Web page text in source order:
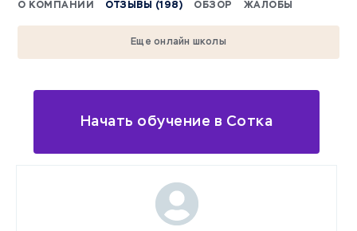
О КОМПАНИИ ОТЗЫВЫ (198) ОБЗОР ЖАЛОБЫ
Еще онлайн школы
Начать обучение в Сотка